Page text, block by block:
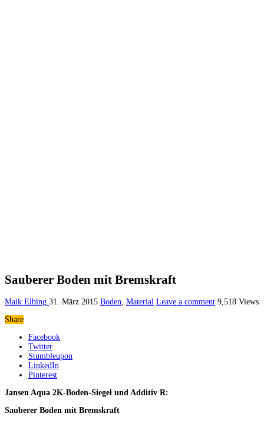
Sauberer Boden mit Bremskraft
Maik Elbing 31. März 2015 Boden, Material Leave a comment 9,518 Views
Share
Facebook
Twitter
Stumbleupon
LinkedIn
Pinterest
Jansen Aqua 2K-Boden-Siegel und Additiv R:
Sauberer Boden mit Bremskraft